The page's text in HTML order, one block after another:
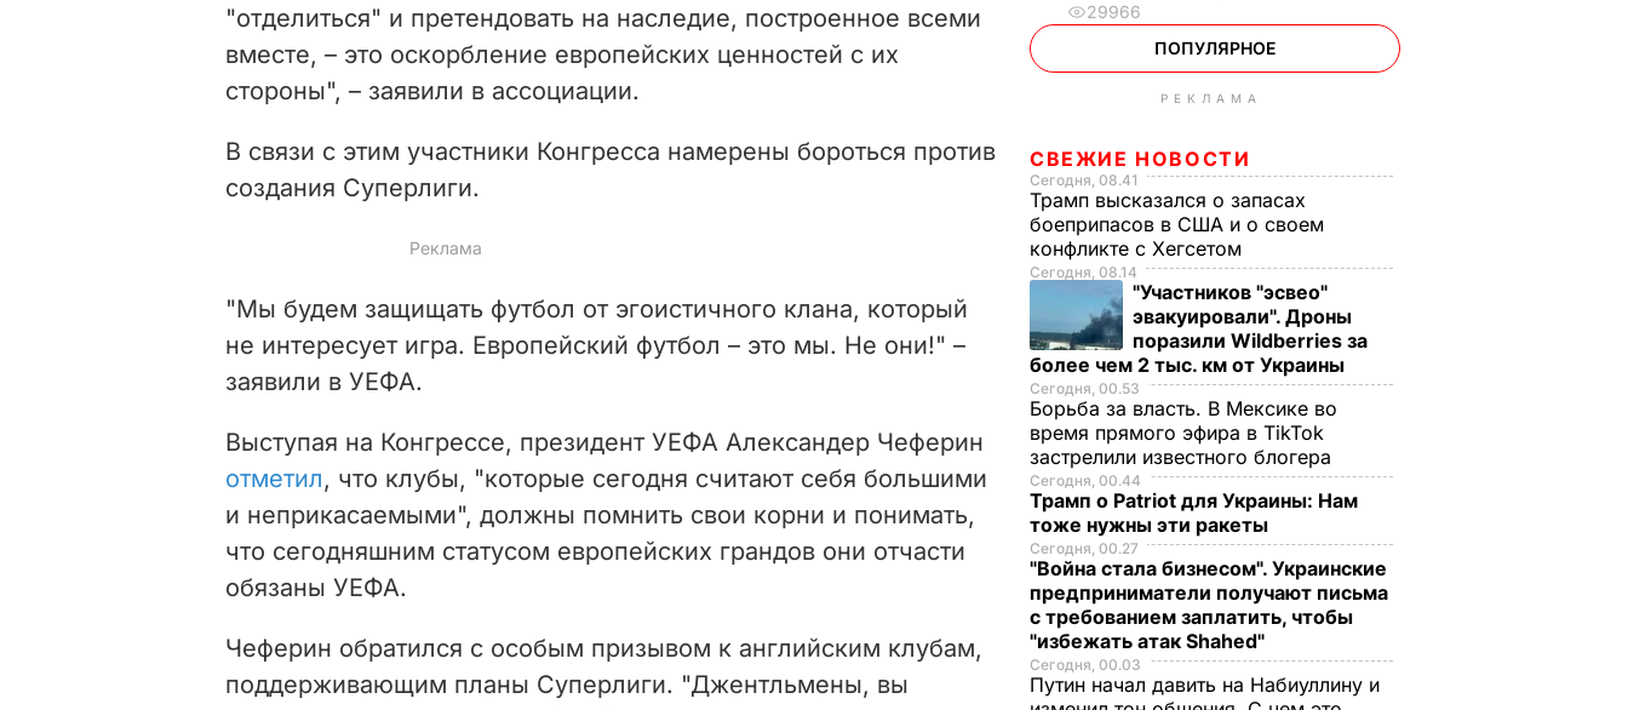
"отделиться" и претендовать на наследие, построенное всеми
вместе, – это оскорбление европейских ценностей с их
стороны", – заявили в ассоциации.
В связи с этим участники Конгресса намерены бороться против
создания Суперлиги.
"Мы будем защищать футбол от эгоистичного клана, который
не интересует игра. Европейский футбол – это мы. Не они!" –
заявили в УЕФА.
Выступая на Конгрессе, президент УЕФА Александер Чеферин
отметил, что клубы, "которые сегодня считают себя большими
и неприкасаемыми", должны помнить свои корни и понимать,
что сегодняшним статусом европейских грандов они отчасти
обязаны УЕФА.
Чеферин обратился с особым призывом к английским клубам,
поддерживающим планы Суперлиги. "Джентльмены, вы
29966
ПОПУЛЯРНОЕ
РЕКЛАМА
СВЕЖИЕ НОВОСТИ
Сегодня, 08.41
Трамп высказался о запасах
боеприпасов в США и о своем
конфликте с Хегсетом
Сегодня, 08.14
"Участников "эсвео"
эвакуировали". Дроны
поразили Wildberries за
более чем 2 тыс. км от Украины
Сегодня, 00.53
Борьба за власть. В Мексике во
время прямого эфира в TikTok
застрелили известного блогера
Сегодня, 00.44
Трамп о Patriot для Украины: Нам
тоже нужны эти ракеты
Сегодня, 00.27
"Война стала бизнесом". Украинские
предприниматели получают письма
с требованием заплатить, чтобы
"избежать атак Shahed"
Сегодня, 00.03
Путин начал давить на Набиуллину и